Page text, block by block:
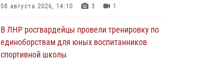
08 августа 2026, 14:10 3 1
В ЛНР росгвардейцы провели тренировку по
единоборствам для юных воспитанников
спортивной школы